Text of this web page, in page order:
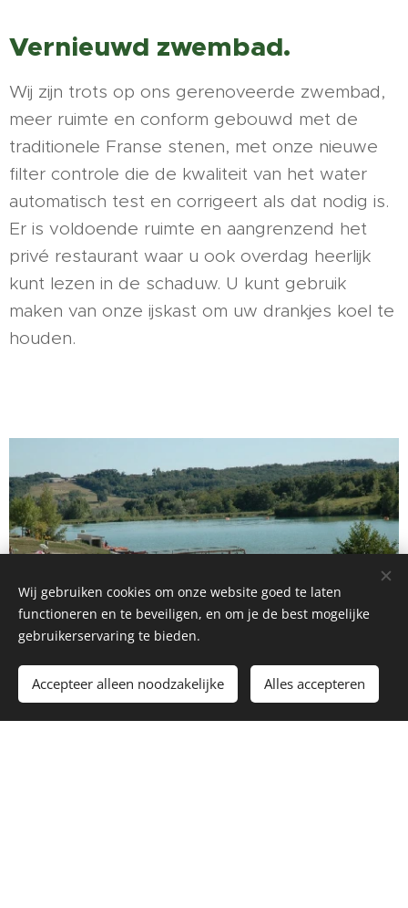
Vernieuwd zwembad.
Wij zijn trots op ons gerenoveerde zwembad,
meer ruimte en conform gebouwd met de
traditionele Franse stenen, met onze nieuwe
filter controle die de kwaliteit van het water
automatisch test en corrigeert als dat nodig is.
Er is voldoende ruimte en aangrenzend het
privé restaurant waar u ook overdag heerlijk
kunt lezen in de schaduw. U kunt gebruik
maken van onze ijskast om uw drankjes koel te
houden.
Wij gebruiken cookies om onze website goed te laten
functioneren en te beveiligen, en om je de best mogelijke
gebruikerservaring te bieden.
Accepteer alleen noodzakelijke Alles accepteren